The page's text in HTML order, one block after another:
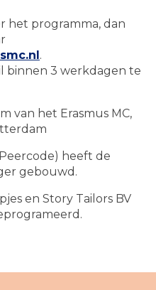
het programma, dan
.
binnen 3 werkdagen te
van het Erasmus MC,
heeft de
gebouwd.
en Story Tailors BV